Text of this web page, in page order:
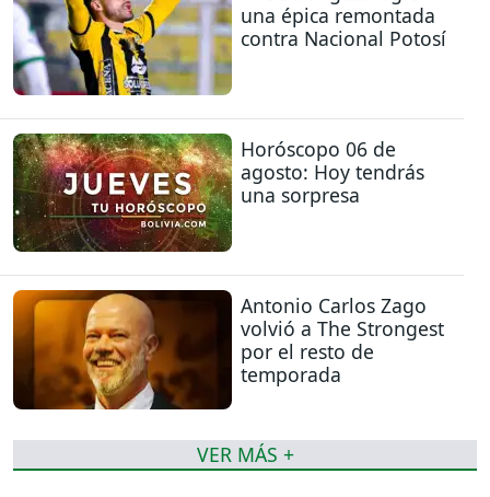
una épica remontada
contra Nacional Potosí
Horóscopo 06 de
agosto: Hoy tendrás
una sorpresa
Antonio Carlos Zago
volvió a The Strongest
por el resto de
temporada
VER MÁS +